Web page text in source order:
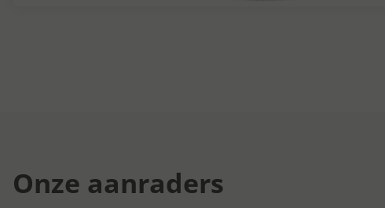
Onze aanraders